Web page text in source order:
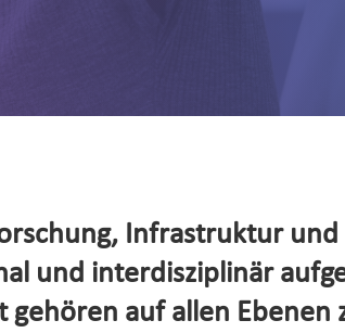
Infrastruktur und
und interdisziplinär
auf allen Ebenen